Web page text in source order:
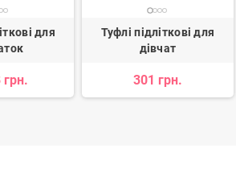
для
грн.
Туфлі підліткові для
дівчат
301 грн.